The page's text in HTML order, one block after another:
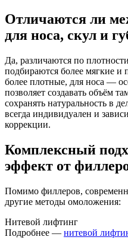
Отличаются ли
для носа, скул и
Да, различаются по
подбираются более мягкие и
более плотные, для носа —
позволяет создавать объём
сохранять натуральность в
всегда индивидуален и
коррекции.
Комплексный
эффект от
Помимо филлеров,
другие методы омоложения:
Нитевой лифтинг
Подробнее — нитевой